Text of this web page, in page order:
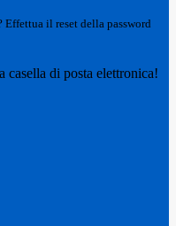
Effettua il reset della password
casella di posta elettronica!